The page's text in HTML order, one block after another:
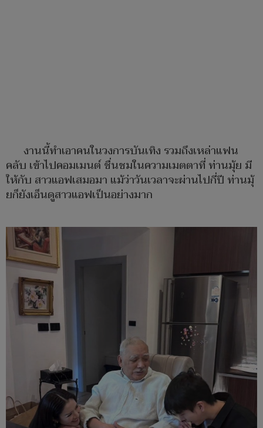
งานนี้ทำเอาคนในวงการบันเทิง รวมถึงเหล่าแฟน
คลับ เข้าไปคอมเมนต์ ชื่นชมในความเมตตาที่ ท่านมุ้ย มี
ให้กับ สาวแอฟเสมอมา แม้ว่าวันเวลาจะผ่านไปกี่ปี ท่านมุ้
ยก็ยังเอ็นดูสาวแอฟเป็นอย่างมาก